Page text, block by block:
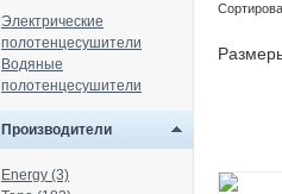
Электрические
полотенцесушители
Водяные
полотенцесушители
Производители
Energy (3)